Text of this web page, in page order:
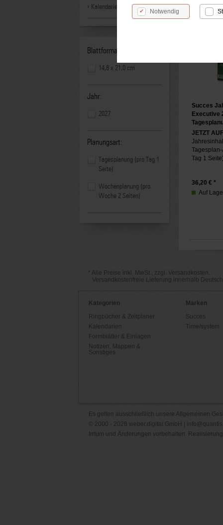
Notwendig
Kalendarien
Blattformat:
14,8 x 21,0 cm
Jahr:
2027
Planungsart:
Tagesplanung (pro Tag 1
Seite)
Wochenplanung (pro
Woche 2 Seiten)
Succes
Executive
JETZT
Tag 1
36,20 € *
Auf
* Alle Preise inkl. MwSt., zzgl. Versandkosten.
Versandkostenfreie Lieferung innerhalb
Kategorien
Ringbücher & Zeitplaner
Kalendarien
Formblätter & Einlagen
Notizen, Mappen &
Sonstiges
Marken
Succes
Time/system
Es gelten ausschließlich unsere Allgemeinen
© 2000 - 2026 weber.digital GmbH |
Irrtum und Änderungen vorbehalten.